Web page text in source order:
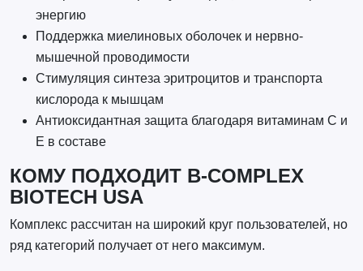
энергию
Поддержка миелиновых оболочек и нервно-
мышечной проводимости
Стимуляция синтеза эритроцитов и транспорта
кислорода к мышцам
Антиоксидантная защита благодаря витаминам C и
E в составе
КОМУ ПОДХОДИТ B-COMPLEX
BIOTECH USA
Комплекс рассчитан на широкий круг пользователей, но
ряд категорий получает от него максимум.